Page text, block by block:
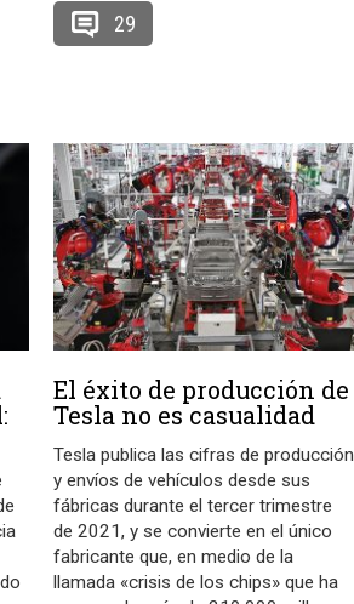
29
El éxito de producción de
Tesla no es casualidad
Tesla publica las cifras de producción
y envíos de vehículos desde sus
fábricas durante el tercer trimestre
de 2021, y se convierte en el único
fabricante que, en medio de la
llamada «crisis de los chips» que ha